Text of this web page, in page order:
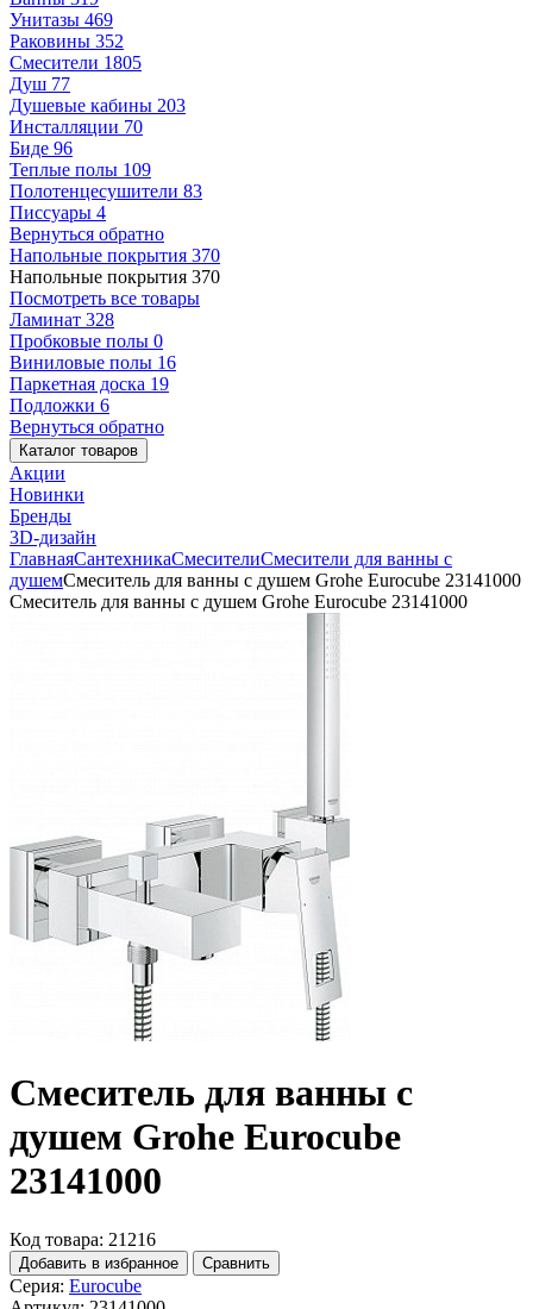
Унитазы 469
Раковины 352
Смесители 1805
Душ 77
Душевые кабины 203
Инсталляции 70
Биде 96
Теплые полы 109
Полотенцесушители 83
Писсуары 4
Вернуться обратно
Напольные покрытия 370
Напольные покрытия 370
Посмотреть все товары
Ламинат 328
Пробковые полы 0
Виниловые полы 16
Паркетная доска 19
Подложки 6
Вернуться обратно
Каталог товаров
Акции
Новинки
Бренды
3D-дизайн
ГлавнаяСантехникаСмесителиСмесители для ванны с
душемСмеситель для ванны с душем Grohe Eurocube 23141000
Смеситель для ванны с душем Grohe Eurocube 23141000
Смеситель для ванны с
душем Grohe Eurocube
23141000
Код товара: 21216
Добавить в избранное Сравнить
Серия: Eurocube